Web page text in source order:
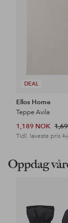
DEAL
Ellos Home
Teppe Avila
1,189 NOK
Tidl. laveste pris
Oppdag